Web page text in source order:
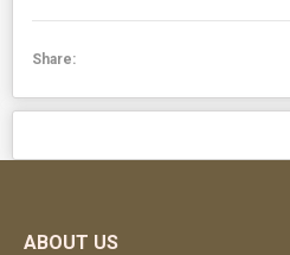
Share:
ABOUT US